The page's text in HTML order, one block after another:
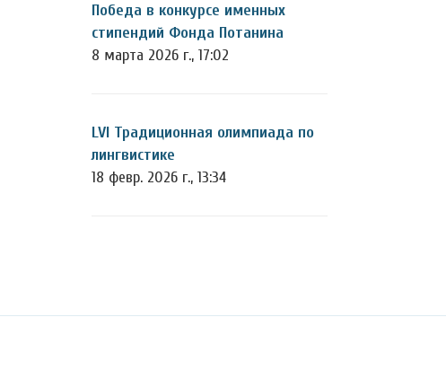
Победа в конкурсе именных
стипендий Фонда Потанина
8 марта 2026 г., 17:02
LVI Традиционная олимпиада по
лингвистике
18 февр. 2026 г., 13:34